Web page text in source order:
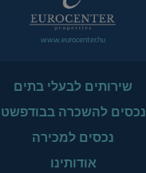
www.eurocenter.hu
שירותים לבעלי בתים
נכסים להשכרה בבודפשט
נכסים למכירה
אודותינו